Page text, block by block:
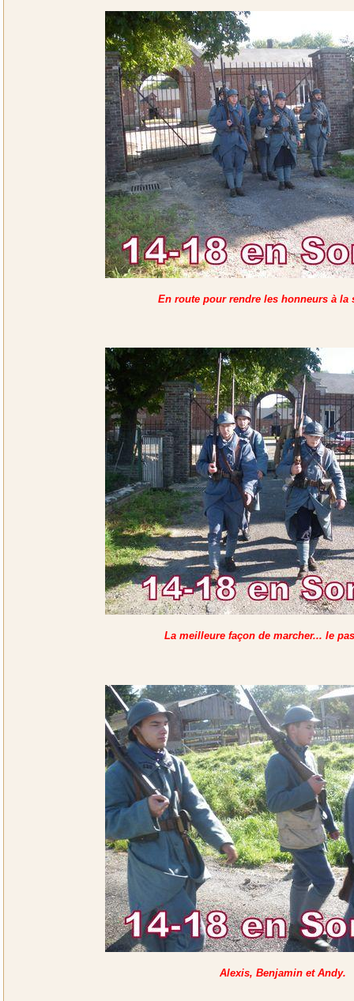
En route pour rendre les honneurs à la
La meilleure façon de marcher... le
Alexis, Benjamin et Andy.